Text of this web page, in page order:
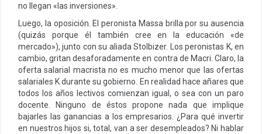
no llegan «las inversiones».
Luego, la oposición. El peronista Massa brilla por su ausencia
(quizás porque él también cree en la educación «de
mercado»), junto con su aliada Stolbizer. Los peronistas K, en
cambio, gritan desaforadamente en contra de Macri. Claro, la
oferta salarial macrista no es mucho menor que las ofertas
salariales K durante su gobierno. En realidad hace añares que
todos los años lectivos comienzan igual, o sea con un paro
docente. Ninguno de éstos propone nada que implique
bajarles las ganancias a los empresarios. ¿Para qué invertir
en nuestros hijos si, total, van a ser desempleados? Ni hablar